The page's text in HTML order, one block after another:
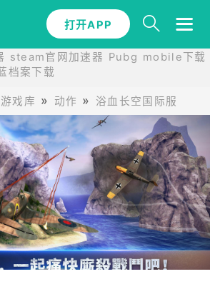
打开APP
steam官网加速器 Pubg mobile下载
档案下载
游戏库 动作 浴血长空国际服
打开APP